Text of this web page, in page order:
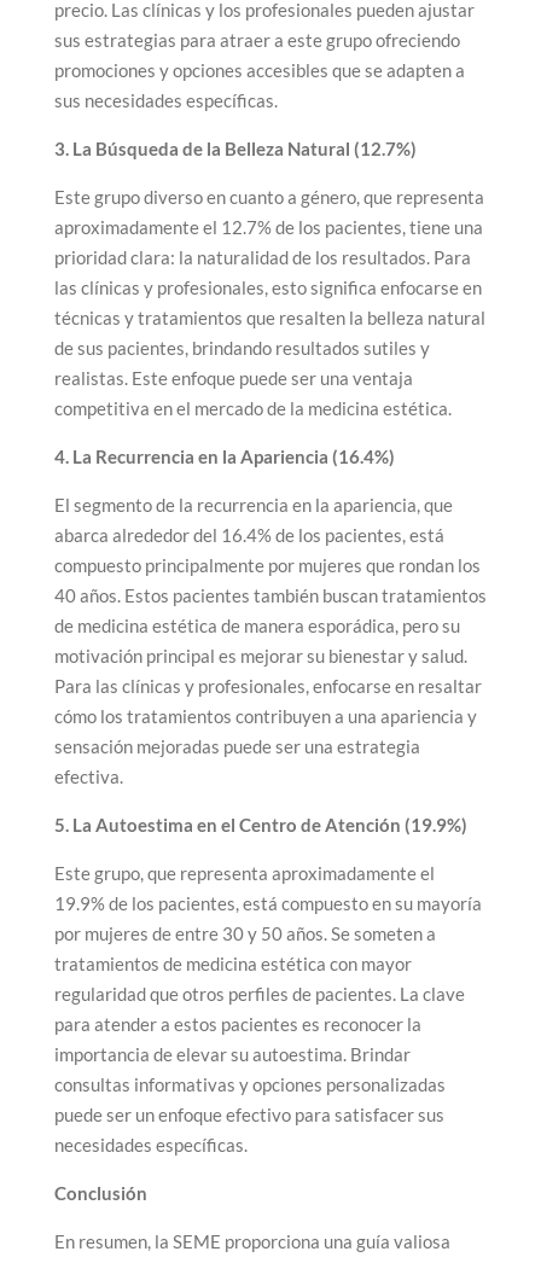
precio. Las clínicas y los profesionales pueden ajustar
sus estrategias para atraer a este grupo ofreciendo
promociones y opciones accesibles que se adapten a
sus necesidades específicas.
3. La Búsqueda de la Belleza Natural (12.7%)
Este grupo diverso en cuanto a género, que representa
aproximadamente el 12.7% de los pacientes, tiene una
prioridad clara: la naturalidad de los resultados. Para
las clínicas y profesionales, esto significa enfocarse en
técnicas y tratamientos que resalten la belleza natural
de sus pacientes, brindando resultados sutiles y
realistas. Este enfoque puede ser una ventaja
competitiva en el mercado de la medicina estética.
4. La Recurrencia en la Apariencia (16.4%)
El segmento de la recurrencia en la apariencia, que
abarca alrededor del 16.4% de los pacientes, está
compuesto principalmente por mujeres que rondan los
40 años. Estos pacientes también buscan tratamientos
de medicina estética de manera esporádica, pero su
motivación principal es mejorar su bienestar y salud.
Para las clínicas y profesionales, enfocarse en resaltar
cómo los tratamientos contribuyen a una apariencia y
sensación mejoradas puede ser una estrategia
efectiva.
5. La Autoestima en el Centro de Atención (19.9%)
Este grupo, que representa aproximadamente el
19.9% de los pacientes, está compuesto en su mayoría
por mujeres de entre 30 y 50 años. Se someten a
tratamientos de medicina estética con mayor
regularidad que otros perfiles de pacientes. La clave
para atender a estos pacientes es reconocer la
importancia de elevar su autoestima. Brindar
consultas informativas y opciones personalizadas
puede ser un enfoque efectivo para satisfacer sus
necesidades específicas.
Conclusión
En resumen, la SEME proporciona una guía valiosa